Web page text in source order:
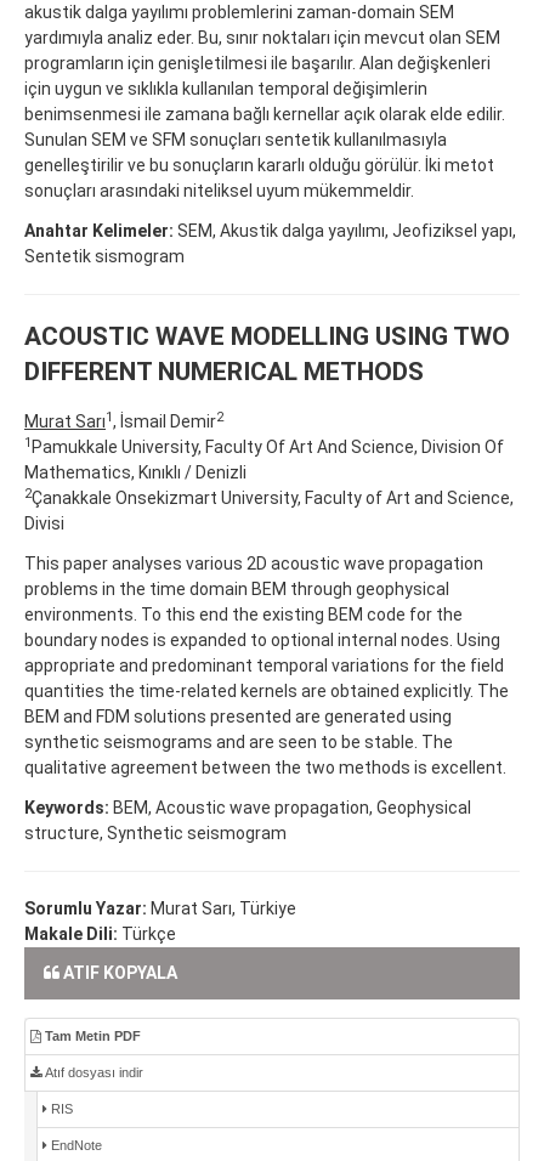
akustik dalga yayılımı problemlerini zaman-domain SEM
yardımıyla analiz eder. Bu, sınır noktaları için mevcut olan SEM
programların için genişletilmesi ile başarılır. Alan değişkenleri
için uygun ve sıklıkla kullanılan temporal değişimlerin
benimsenmesi ile zamana bağlı kernellar açık olarak elde edilir.
Sunulan SEM ve SFM sonuçları sentetik kullanılmasıyla
genelleştirilir ve bu sonuçların kararlı olduğu görülür. İki metot
sonuçları arasındaki niteliksel uyum mükemmeldir.
Anahtar Kelimeler: SEM, Akustik dalga yayılımı, Jeofiziksel yapı,
Sentetik sismogram
ACOUSTIC WAVE MODELLING USING TWO
DIFFERENT NUMERICAL METHODS
Murat Sarı1, İsmail Demir2
1 Pamukkale University, Faculty Of Art And Science, Division Of
Mathematics, Kınıklı / Denizli
2Çanakkale Onsekizmart University, Faculty of Art and Science,
Divisi
This paper analyses various 2D acoustic wave propagation
problems in the time domain BEM through geophysical
environments. To this end the existing BEM code for the
boundary nodes is expanded to optional internal nodes. Using
appropriate and predominant temporal variations for the field
quantities the time-related kernels are obtained explicitly. The
BEM and FDM solutions presented are generated using
synthetic seismograms and are seen to be stable. The
qualitative agreement between the two methods is excellent.
Keywords: BEM, Acoustic wave propagation, Geophysical
structure, Synthetic seismogram
Sorumlu Yazar: Murat Sarı, Türkiye
Makale Dili: Türkçe
ATIF KOPYALA
Tam Metin PDF
Atıf dosyası indir
RIS
EndNote